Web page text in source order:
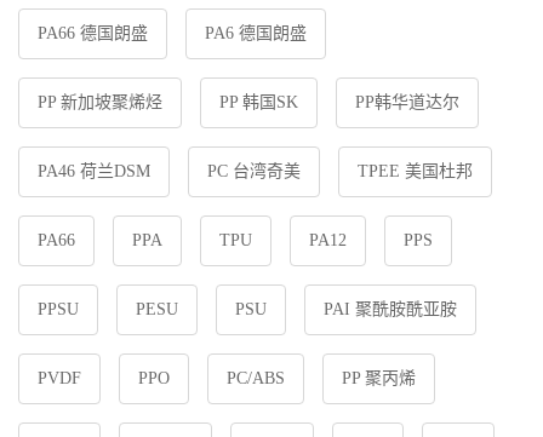
PA66 德国朗盛 PA6 德国朗盛
PP 新加坡聚烯烃 PP 韩国SK PP韩华道达尔
PA46 荷兰DSM PC 台湾奇美 TPEE 美国杜邦
PA66 PPA TPU PA12 PPS
PPSU PESU PSU PAI 聚酰胺酰亚胺
PVDF PPO PC/ABS PP 聚丙烯